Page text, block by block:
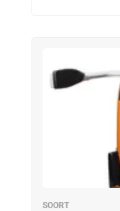
SOORT